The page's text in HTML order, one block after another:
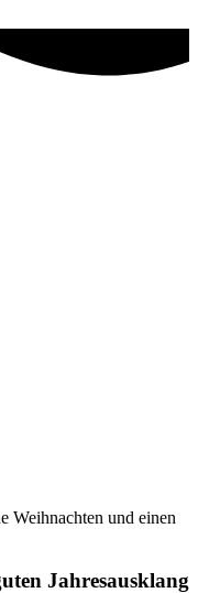
Weihnachten und einen
Jahresausklang